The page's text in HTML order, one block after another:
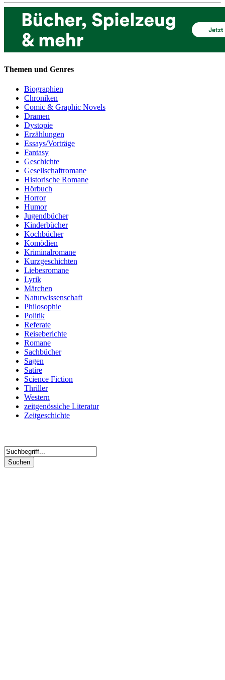
Themen und Genres
Biographien
Chroniken
Comic & Graphic Novels
Dramen
Dystopie
Erzählungen
Essays/Vorträge
Fantasy
Geschichte
Gesellschaftromane
Historische Romane
Hörbuch
Horror
Humor
Jugendbücher
Kinderbücher
Kochbücher
Komödien
Kriminalromane
Kurzgeschichten
Liebesromane
Lyrik
Märchen
Naturwissenschaft
Philosophie
Politik
Referate
Reiseberichte
Romane
Sachbücher
Sagen
Satire
Science Fiction
Thriller
Western
zeitgenössiche Literatur
Zeitgeschichte